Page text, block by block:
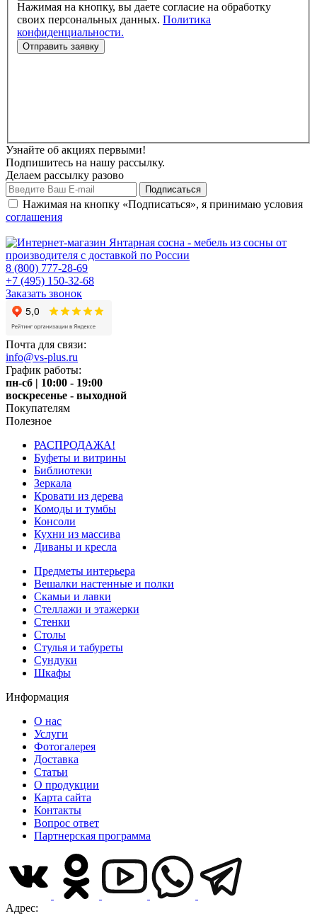
Нажимая на кнопку, вы даете согласие на обработку
своих персональных данных. Политика
конфиденциальности.
Узнайте об акциях первыми!
Подпишитесь на нашу рассылку.
Делаем рассылку разово
Нажимая на кнопку «Подписаться», я принимаю условия
соглашения
8 (800) 777-28-69
+7 (495) 150-32-68
Заказать звонок
Почта для связи:
info@vs-plus.ru
График работы:
пн-сб | 10:00 - 19:00
воскресенье - выходной
Покупателям
Полезное
РАСПРОДАЖА!
Буфеты и витрины
Библиотеки
Зеркала
Кровати из дерева
Комоды и тумбы
Консоли
Кухни из массива
Диваны и кресла
Предметы интерьера
Вешалки настенные и полки
Скамьи и лавки
Стеллажи и этажерки
Стенки
Столы
Стулья и табуреты
Сундуки
Шкафы
Информация
О нас
Услуги
Фотогалерея
Доставка
Статьи
О продукции
Карта сайта
Контакты
Вопрос ответ
Партнерская программа
Адрес: